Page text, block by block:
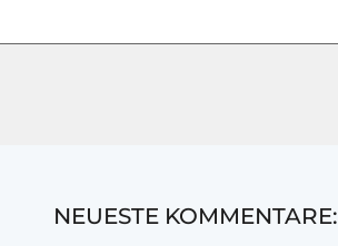
NEUESTE KOMMENTARE: